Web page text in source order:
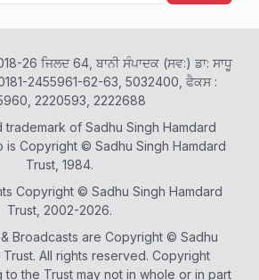
26 ਜਿਲਦ 64, ਬਾਨੀ ਸੰਪਾਦਕ (ਸਵ:) ਡਾ: ਸਾਧੂ
2455961-62-63, 5032400, ਫੈਕਸ :
2220593, 2222688
trademark of Sadhu Singh Hamdard
is Copyright © Sadhu Singh Hamdard
Trust, 1984.
Copyright © Sadhu Singh Hamdard
Trust, 2002-2026.
Broadcasts are Copyright © Sadhu
Trust. All rights reserved. Copyright
to the Trust may not in whole or in part